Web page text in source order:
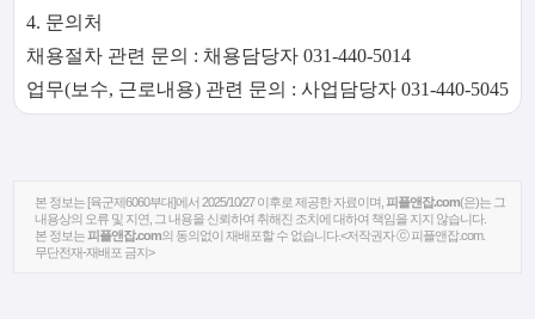
4. 문의처
채용절차 관련 문의 : 채용담당자 031-440-5014
업무(보수, 근로내용) 관련 문의 : 사업담당자 031-440-5045
본 정보는 [육군제6060부대]에서 2025/10/27 이후로 제공한 자료이며, 피플앤잡.com(은)는 그
내용상의 오류 및 지연, 그 내용을 신뢰하여 취해진 조치에 대하여 책임을 지지 않습니다.
본 정보는피플앤잡.com의 동의없이 재배포할 수 없습니다.<저작권자 ⓒ 피플앤잡.com.
무단전재-재배포 금지>